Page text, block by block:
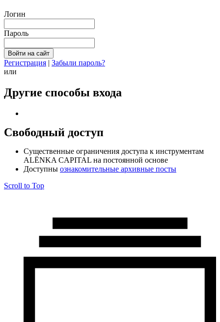
Логин
Пароль
Регистрация | Забыли пароль?
или
Другие способы входа
Свободный доступ
Cущественные ограничения доступа к инструментам
ALЁNKA CAPITAL на постоянной основе
Доступны ознакомительные архивные посты
Scroll to Top